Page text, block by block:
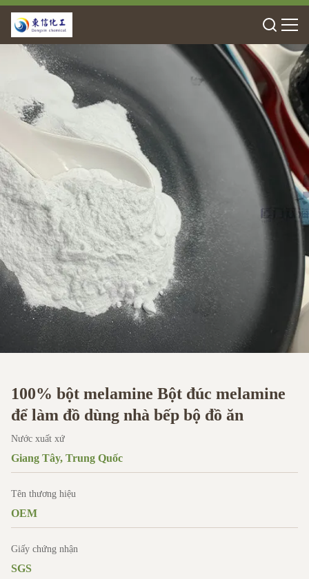
100% bột melamine Bột đúc melamine
để làm đồ dùng nhà bếp bộ đồ ăn
Nước xuất xứ
Giang Tây, Trung Quốc
Tên thương hiệu
OEM
Giấy chứng nhận
SGS